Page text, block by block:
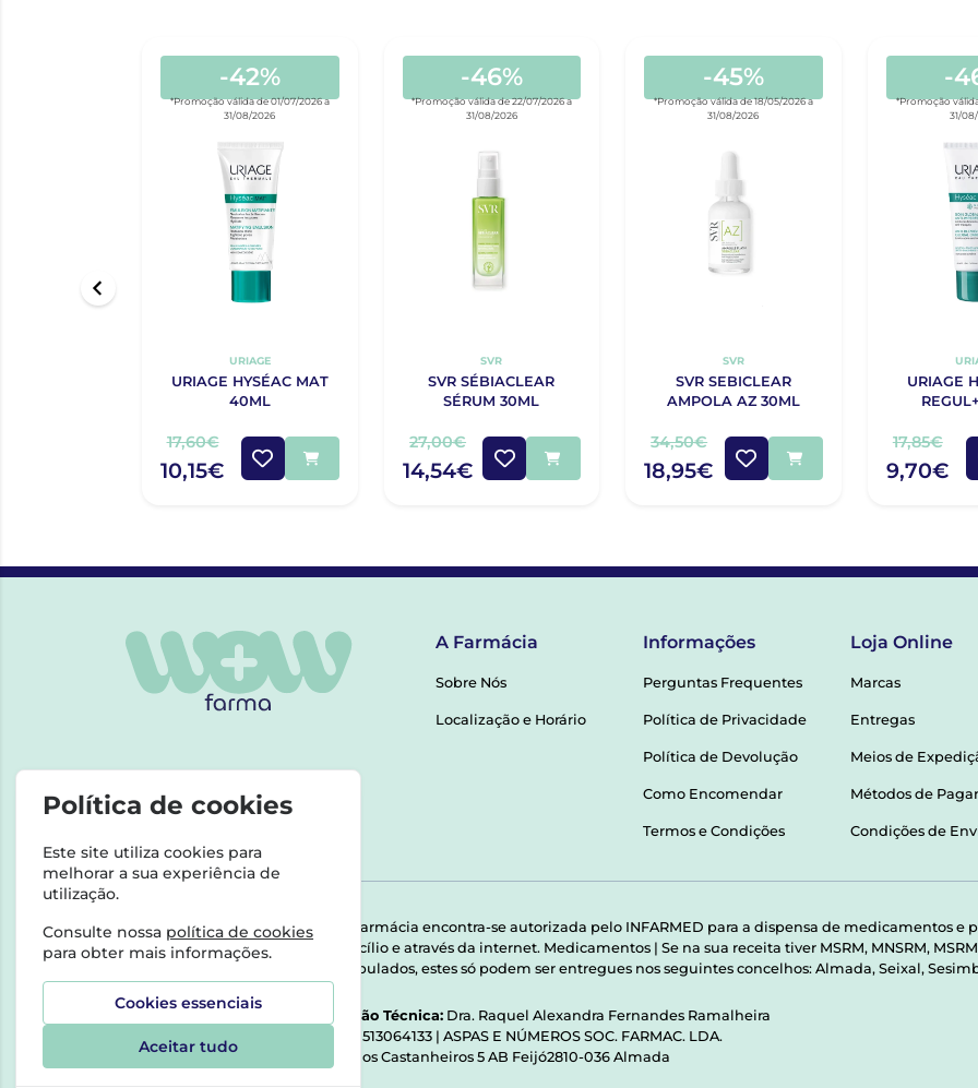
-42%
*Promoção válida de 01/07/2026 a
31/08/2026
URIAGE
URIAGE HYSÉAC MAT
40ML
17,60€
10,15€
-46%
*Promoção válida de 22/07/2026 a
31/08/2026
SVR
SVR SÉBIACLEAR
SÉRUM 30ML
27,00€
14,54€
-45%
*Promoção válida de 18/05/2026 a
31/08/2026
SVR
SVR SEBICLEAR
AMPOLA AZ 30ML
34,50€
18,95€
-
*Promoção
31/
URIAGE
17,85€
9,70€
A Farmácia
Sobre Nós
Localização e Horário
Informações
Perguntas Frequentes
Política de Privacidade
Política de Devolução
Como Encomendar
Termos e Condições
Loja Online
Marcas
Entregas
Meios de
Métodos de
Condições de
Esta farmácia encontra-se autorizada pelo INFARMED para a dispensa de medicamentos e
domicílio e através da internet. Medicamentos | Se na sua receita tiver MSRM, MNSRM,
Manipulados, estes só podem ser entregues nos seguintes concelhos: Almada, Seixal,
Direção Técnica: Dra. Raquel Alexandra Fernandes Ramalheira
513064133 | ASPAS E NÚMEROS SOC. FARMAC. LDA.
Rua dos Castanheiros 5 AB Feijó2810-036 Almada
Política de cookies
Este site utiliza cookies para
melhorar a sua experiência de
utilização.
Consulte nossa política de cookies
para obter mais informações.
Cookies essenciais
Aceitar tudo